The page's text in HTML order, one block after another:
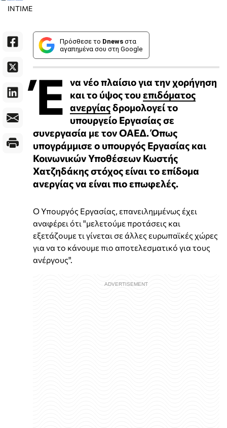
INTIME
Πρόσθεσε το Dnews στα
αγαπημένα σου στη Google
Έ να νέο πλαίσιο για την χορήγηση
και το ύψος τουεπιδόματος
ανεργίαςδρομολογεί το
υπουργείο Εργασίας σε
συνεργασία με τον ΟΑΕΔ. Όπως
υπογράμμισε ο υπουργός Εργασίας και
Κοινωνικών Υποθέσεων Κωστής
Χατζηδάκης στόχος είναι το επίδομα
ανεργίας να είναι πιο επωφελές.
Ο Υπουργός Εργασίας, επανειλημμένως έχει
αναφέρει ότι "μελετούμε προτάσεις και
εξετάζουμε τι γίνεται σε άλλες ευρωπαϊκές χώρες
για να το κάνουμε πιο αποτελεσματικό για τους
ανέργους".